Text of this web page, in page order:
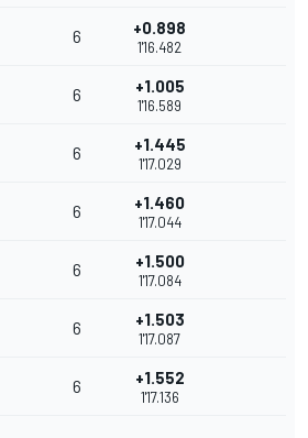
6 +0.898
1'16.482
6 +1.005
1'16.589
6 +1.445
1'17.029
6 +1.460
1'17.044
6 +1.500
1'17.084
6 +1.503
1'17.087
6 +1.552
1'17.136